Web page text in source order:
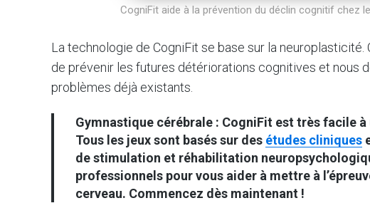
CogniFit aide à la prévention du déclin cognitif chez
La technologie de CogniFit se base sur la
de prévenir les futures détériorations cognitives et nous
problèmes déjà existants.
Gymnastique cérébrale : CogniFit est très facile
Tous les jeux sont basés sur des études cliniques
de stimulation et réhabilitation
professionnels pour vous aider à mettre à
cerveau. Commencez dès maintenant !